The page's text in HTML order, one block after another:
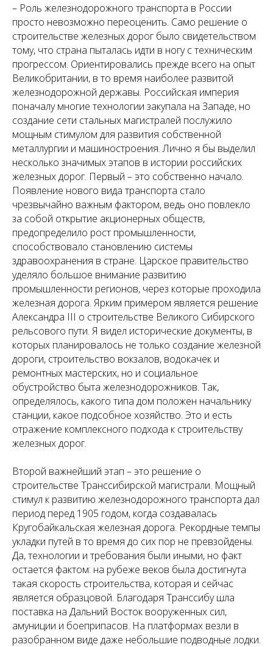
– Роль железнодорожного транспорта в России
просто невозможно переоценить. Само решение о
строительстве железных дорог было свидетельством
тому, что страна пыталась идти в ногу с техническим
прогрессом. Ориентировались прежде всего на опыт
Великобритании, в то время наиболее развитой
железнодорожной державы. Российская империя
поначалу многие технологии закупала на Западе, но
создание сети стальных магистралей послужило
мощным стимулом для развития собственной
металлургии и машиностроения. Лично я бы выделил
несколько значимых этапов в истории российских
железных дорог. Первый – это собственно начало.
Появление нового вида транспорта стало
чрезвычайно важным фактором, ведь оно повлекло
за собой открытие акционерных обществ,
предопределило рост промышленности,
способствовало становлению системы
здравоохранения в стране. Царское правительство
уделяло большое внимание развитию
промышленности регионов, через которые проходила
железная дорога. Ярким примером является решение
Александра III о строительстве Великого Сибирского
рельсового пути. Я видел исторические документы, в
которых планировалось не только создание железной
дороги, строительство вокзалов, водокачек и
ремонтных мастерских, но и социальное
обустройство быта железнодорожников. Так,
определялось, какого типа дом положен начальнику
станции, какое подсобное хозяйство. Это и есть
отражение комплексного подхода к строительству
железных дорог.
Второй важнейший этап – это решение о
строительстве Транссибирской магистрали. Мощный
стимул к развитию железнодорожного транспорта дал
период перед 1905 годом, когда создавалась
Кругобайкальская железная дорога. Рекордные темпы
укладки путей в то время до сих пор не превзойдены.
Да, технологии и требования были иными, но факт
остается фактом: на рубеже веков была достигнута
такая скорость строительства, которая и сейчас
является образцовой. Благодаря Транссибу шла
поставка на Дальний Восток вооруженных сил,
амуниции и боеприпасов. На платформах везли в
разобранном виде даже небольшие подводные лодки.